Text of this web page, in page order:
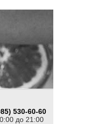
530-60-60
до 21:00